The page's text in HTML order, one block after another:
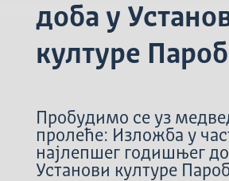
доба у
културе
Пробудимо се уз
пролеће: Изложба у
најлепшег годишњег
Установи културе